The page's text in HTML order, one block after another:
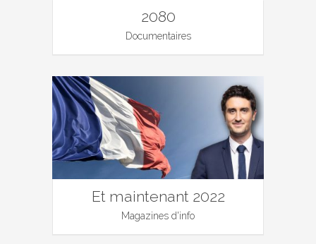
2080
Documentaires
Et maintenant 2022
Magazines d'info